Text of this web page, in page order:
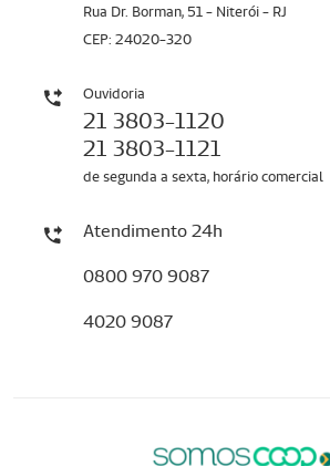
Rua Dr. Borman, 51 - Niterói - RJ
CEP: 24020-320
Ouvidoria
21 3803-1120
21 3803-1121
de segunda a sexta, horário comercial
Atendimento 24h
0800 970 9087
4020 9087